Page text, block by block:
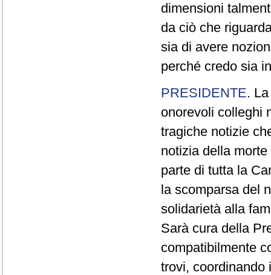
dimensioni
da ciò che
sia di avere
perché credo sia
PRESIDENTE.
onorevoli colleghi
tragiche notizie
notizia della
parte di tutta la
la scomparsa del
solidarietà alla
Sarà cura della
compatibilmente
trovi, coordinando